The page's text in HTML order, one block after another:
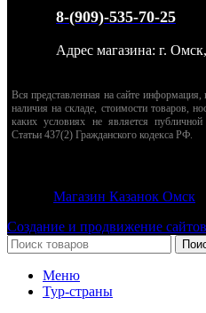
8-(909)-535-70-25
Адрес магазина: г.
Вся представленная на сайте информация,
наличия на складе, стоимости товаров,
каких условиях не является
Статьи 437(2) Гражданского кодекса РФ.
Магазин Казанок Омск
Создание и продвижение сайтов
Меню
Тур-страны